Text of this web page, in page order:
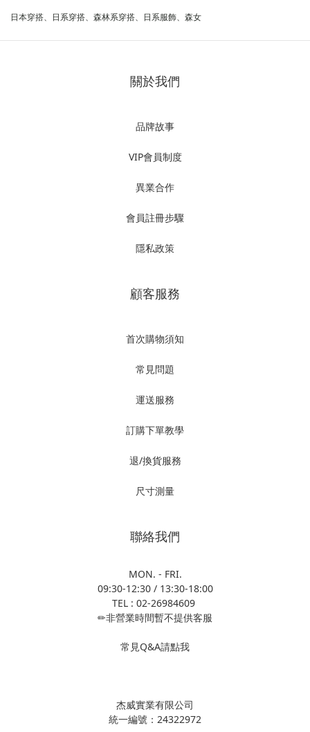
日本穿搭、日系穿搭、森林系穿搭、日系服飾、森女
關於我們
品牌故事
VIP會員制度
異業合作
會員註冊步驟
隱私政策
顧客服務
首次購物須知
常見問題
運送服務
訂購下單教學
退/換貨服務
尺寸測量
聯絡我們
MON. - FRI.
09:30-12:30 / 13:30-18:00
TEL : 02-26984609
✏非營業時間暫不提供客服
常見Q&A請點我
杰威實業有限公司
統一編號：24322972